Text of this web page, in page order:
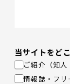
当サイトをど
ご紹介（知人
情報誌・フリ